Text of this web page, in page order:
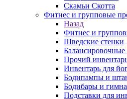
Скамьи Скотта
Фитнес и групповые
Назад
Фитнес и
Шведские стенки
Прочий
Инвентарь для
Бодипампы и
Бодибары и
Подставки для